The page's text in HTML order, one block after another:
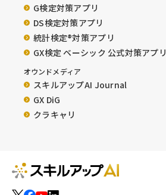
G検定対策アプリ
DS検定対策アプリ
統計検定®︎対策アプリ
GX検定 ベーシック 公式対策アプリ
オウンドメディア
スキルアップAI Journal
GX DiG
クラキャリ